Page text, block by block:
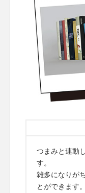
つまみと連動
す。
雑多になりが
とができます。